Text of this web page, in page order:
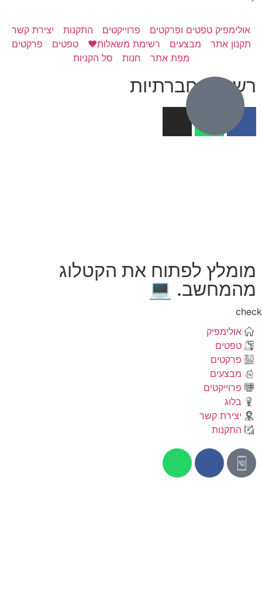
רשתות חברתיות
אולימפיק טפטים ופרקטים פרוייקטים התקנות
יצירת קשר
תקנון אתר
מבצעים רשימת משאלות❤️ טפטים
פרקטים
מפת אתר
חנות סל הקניות
מומלץ לפתוח את הקטלוג
מהמחשב. 💻
אולימפיק
טפטים
פרקטים
מבצעים
פרוייקטים
בלוג
יצירת קשר
התקנות